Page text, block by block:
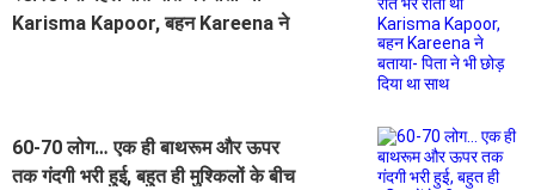
Karisma Kapoor, बहन Kareena ने
60-70 लोग… एक ही बाथरूम और ऊपर
तक गंदगी भरी हुई, बहुत ही मुश्किलों के बीच